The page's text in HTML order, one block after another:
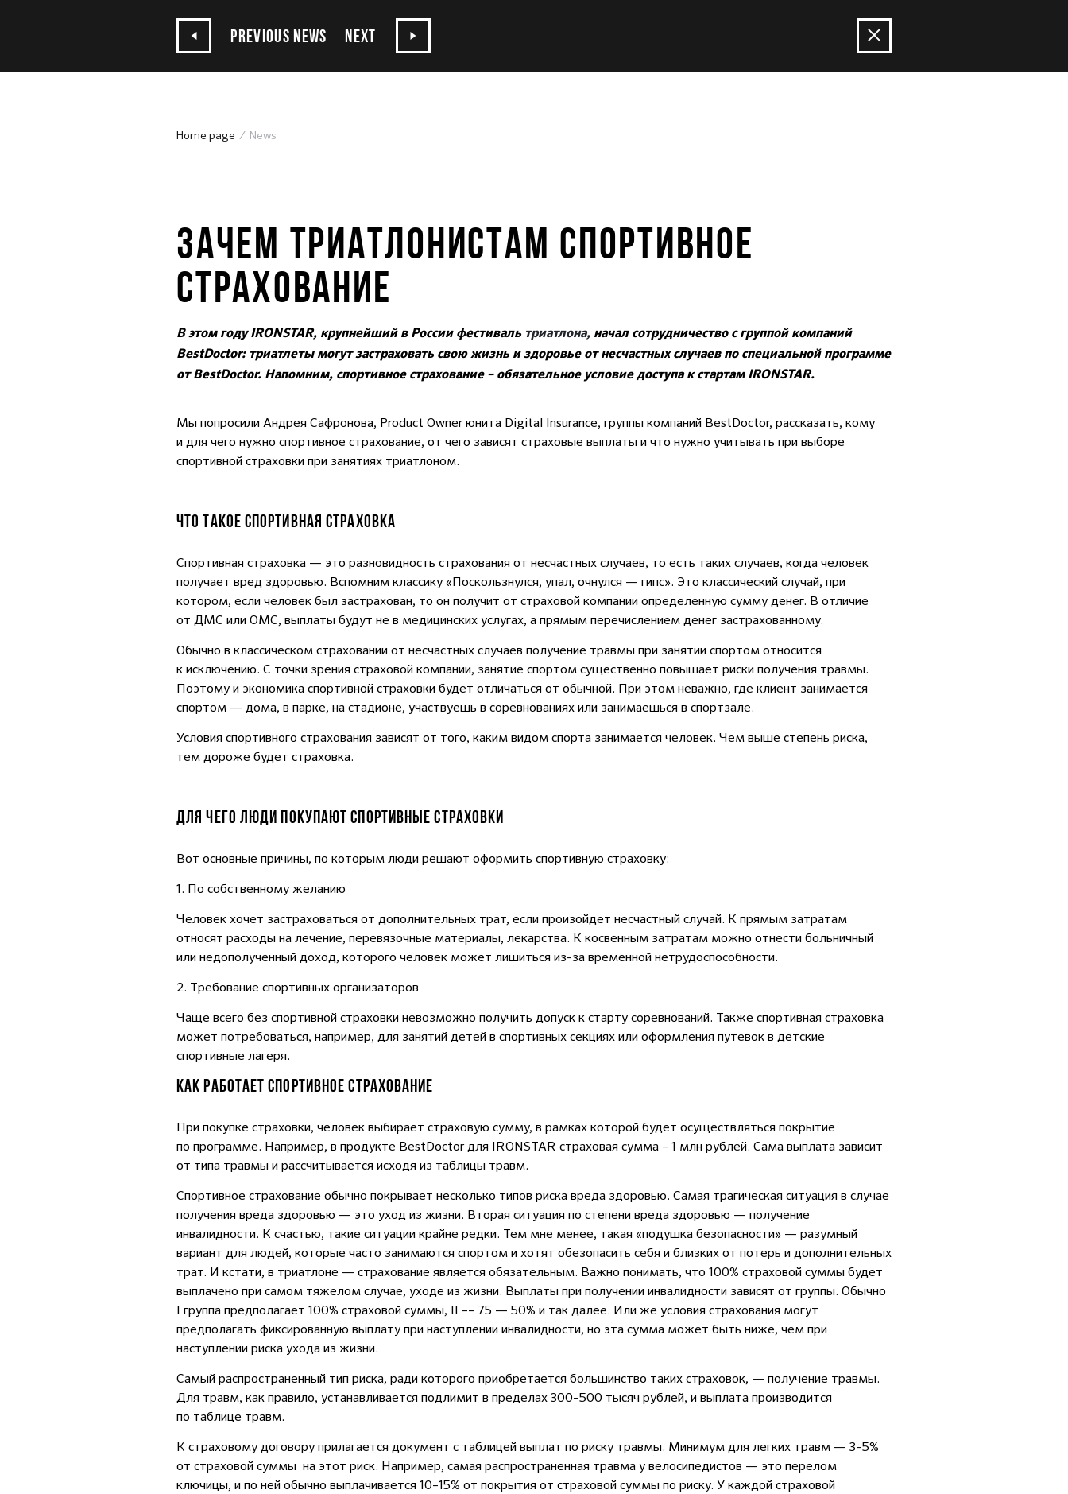
PREVIOUS NEWS NEXT
Home page News
ЗАЧЕМ ТРИАТЛОНИСТАМ СПОРТИВНОЕ
СТРАХОВАНИЕ
В этом году IRONSTAR, крупнейший в России фестиваль триатлона, начал сотрудничество с группой компаний
BestDoctor: триатлеты могут застраховать свою жизнь и здоровье от несчастных случаев по специальной программе
от BestDoctor. Напомним, спортивное страхование – обязательное условие доступа к стартам IRONSTAR.
Мы попросили Андрея Сафронова, Product Owner юнита Digital Insurance, группы компаний BestDoctor, рассказать, кому
и для чего нужно спортивное страхование, от чего зависят страховые выплаты и что нужно учитывать при выборе
спортивной страховки при занятиях триатлоном.
ЧТО ТАКОЕ СПОРТИВНАЯ СТРАХОВКА
Спортивная страховка — это разновидность страхования от несчастных случаев, то есть таких случаев, когда человек
получает вред здоровью. Вспомним классику «Поскользнулся, упал, очнулся — гипс». Это классический случай, при
котором, если человек был застрахован, то он получит от страховой компании определенную сумму денег. В отличие
от ДМС или ОМС, выплаты будут не в медицинских услугах, а прямым перечислением денег застрахованному.
Обычно в классическом страховании от несчастных случаев получение травмы при занятии спортом относится
к исключению. С точки зрения страховой компании, занятие спортом существенно повышает риски получения травмы.
Поэтому и экономика спортивной страховки будет отличаться от обычной. При этом неважно, где клиент занимается
спортом — дома, в парке, на стадионе, участвуешь в соревнованиях или занимаешься в спортзале.
Условия спортивного страхования зависят от того, каким видом спорта занимается человек. Чем выше степень риска,
тем дороже будет страховка.
ДЛЯ ЧЕГО ЛЮДИ ПОКУПАЮТ СПОРТИВНЫЕ СТРАХОВКИ
Вот основные причины, по которым люди решают оформить спортивную страховку:
1. По собственному желанию
Человек хочет застраховаться от дополнительных трат, если произойдет несчастный случай. К прямым затратам
относят расходы на лечение, перевязочные материалы, лекарства. К косвенным затратам можно отнести больничный
или недополученный доход, которого человек может лишиться из-за временной нетрудоспособности.
2. Требование спортивных организаторов
Чаще всего без спортивной страховки невозможно получить допуск к старту соревнований. Также спортивная страховка
может потребоваться, например, для занятий детей в спортивных секциях или оформления путевок в детские
спортивные лагеря.
КАК РАБОТАЕТ СПОРТИВНОЕ СТРАХОВАНИЕ
При покупке страховки, человек выбирает страховую сумму, в рамках которой будет осуществляться покрытие
по программе. Например, в продукте BestDoctor для IRONSTAR страховая сумма – 1 млн рублей. Сама выплата зависит
от типа травмы и рассчитывается исходя из таблицы травм.
Спортивное страхование обычно покрывает несколько типов риска вреда здоровью. Самая трагическая ситуация в случае
получения вреда здоровью — это уход из жизни. Вторая ситуация по степени вреда здоровью — получение
инвалидности. К счастью, такие ситуации крайне редки. Тем мне менее, такая «подушка безопасности» — разумный
вариант для людей, которые часто занимаются спортом и хотят обезопасить себя и близких от потерь и дополнительных
трат. И кстати, в триатлоне — страхование является обязательным. Важно понимать, что 100% страховой суммы будет
выплачено при самом тяжелом случае, уходе из жизни. Выплаты при получении инвалидности зависят от группы. Обычно
I группа предполагает 100% страховой суммы, II –– 75 — 50% и так далее. Или же условия страхования могут
предполагать фиксированную выплату при наступлении инвалидности, но эта сумма может быть ниже, чем при
наступлении риска ухода из жизни.
Самый распространенный тип риска, ради которого приобретается большинство таких страховок, — получение травмы.
Для травм, как правило, устанавливается подлимит в пределах 300–500 тысяч рублей, и выплата производится
по таблице травм.
К страховому договору прилагается документ с таблицей выплат по риску травмы. Минимум для легких травм — 3–5%
от страховой суммы на этот риск. Например, самая распространенная травма у велосипедистов — это перелом
ключицы, и по ней обычно выплачивается 10–15% от покрытия от страховой суммы по риску. У каждой страховой